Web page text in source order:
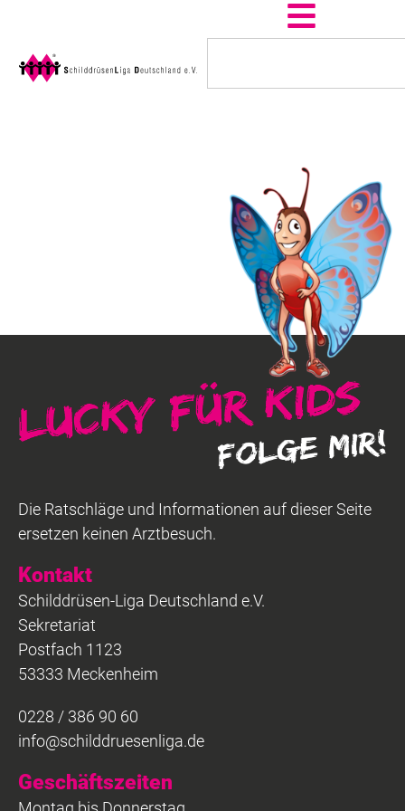
Kontakt
Schilddrüsen-Liga Deutschland e.V.
Sekretariat
Postfach 1123
53333 Meckenheim
0228 / 386 90 60
info@schilddruesenliga.de
Geschäftszeiten
Die Ratschläge und Informationen auf dieser Seite
ersetzen keinen Arztbesuch.